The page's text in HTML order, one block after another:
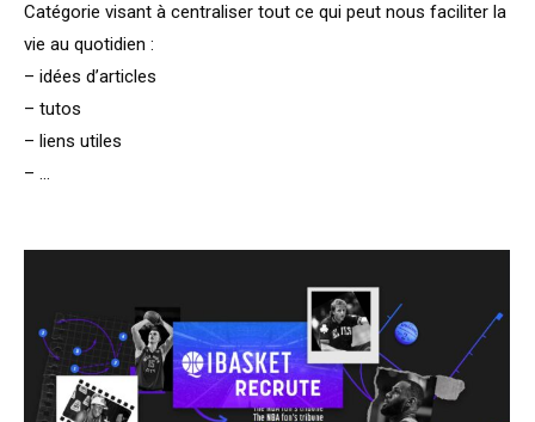
Catégorie visant à centraliser tout ce qui peut nous faciliter la
vie au quotidien :
– idées d’articles
– tutos
– liens utiles
– …